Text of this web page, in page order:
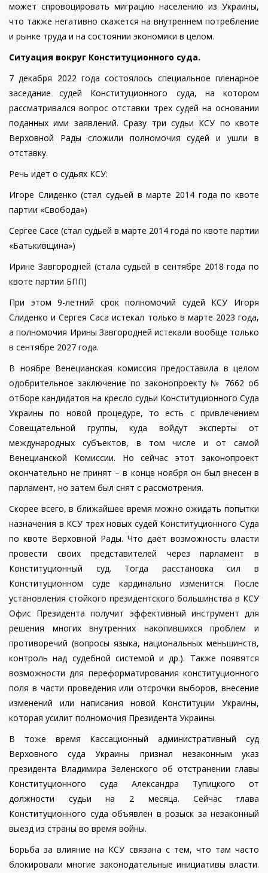
может спровоцировать миграцию населению из Украины,
что также негативно скажется на внутреннем потребление
и рынке труда и на состоянии экономики в целом.
Ситуация вокруг Конституционного суда.
7 декабря 2022 года состоялось специальное пленарное
заседание судей Конституционного суда, на котором
рассматривался вопрос отставки трех судей на основании
поданных ими заявлений. Сразу три судьи КСУ по квоте
Верховной Рады сложили полномочия судей и ушли в
отставку.
Речь идет о судьях КСУ:
Игоре Слиденко (стал судьей в марте 2014 года по квоте
партии «Свобода»)
Сергее Сасе (стал судьей в марте 2014 года по квоте партии
«Батькивщина»)
Ирине Завгородней (стала судьей в сентябре 2018 года по
квоте партии БПП)
При этом 9-летний срок полномочий судей КСУ Игоря
Слиденко и Сергея Саса истекал только в марте 2023 года,
а полномочия Ирины Завгородней истекали вообще только
в сентябре 2027 года.
В ноябре Венецианская комиссия предоставила в целом
одобрительное заключение по законопроекту № 7662 об
отборе кандидатов на кресло судьи Конституционного Суда
Украины по новой процедуре, то есть с привлечением
Совещательной группы, куда войдут эксперты от
международных субъектов, в том числе и от самой
Венецианской Комиссии.
Но сейчас этот законопроект
окончательно не принят – в конце ноября он был внесен в
парламент, но затем был снят с рассмотрения.
Скорее всего, в ближайшее время можно ожидать попытки
назначения в КСУ трех новых судей Конституционного Суда
по квоте Верховной Рады. Что даёт возможность власти
провести своих представителей через парламент в
Конституционный суд. Тогда расстановка сил в
Конституционном суде кардинально изменится.
После
установления стойкого президентского большинства в КСУ
Офис Президента получит эффективный инструмент для
решения многих внутренних накопившихся проблем и
противоречий (вопросы языка, национальных меньшинств,
контроль над судебной системой и др.). Также появятся
возможности для переформатирования конституционного
поля в части проведения или отсрочки выборов, внесение
изменений или написания новой Конституции Украины,
которая усилит полномочия Президента Украины.
В тоже время Кассационный административный суд
Верховного суда Украины признал незаконным указ
президента Владимира Зеленского об отстранении главы
Конституционного суда Александра Тупицкого от
должности судьи на 2 месяца. Сейчас глава
Конституционного суда объявлен в розыск за незаконный
выезд из страны во время войны.
Борьба за влияние на КСУ связана с тем, что там часто
блокировали многие законодательные инициативы власти.